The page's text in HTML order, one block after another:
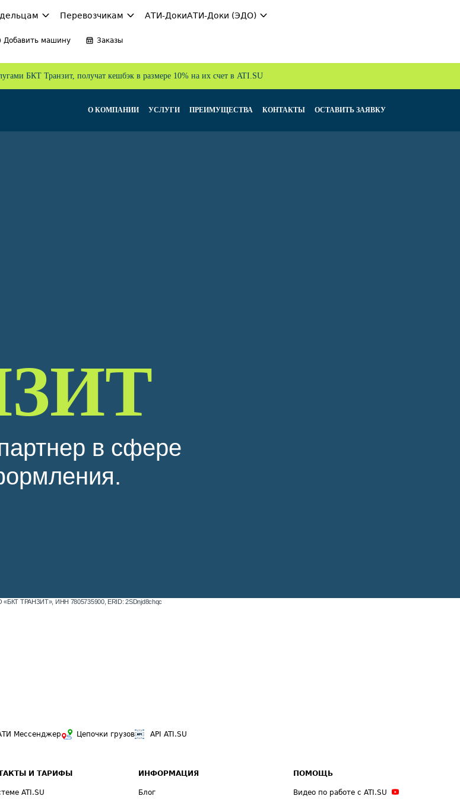
Перевозчикам АТИ-ДокиАТИ-Доки (ЭДО)
Добавить машину Заказы
ТРАНЗИТ», ИНН 7805735900, ERID: 2SDnjd8chqc
Мессенджер Цепочки грузов API ATI.SU
И ТАРИФЫ
ATI.SU
ИНФОРМАЦИЯ
Блог
ПОМОЩЬ
Видео по работе с ATI.SU